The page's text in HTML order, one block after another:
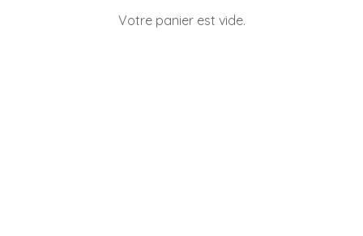
Votre panier est vide.